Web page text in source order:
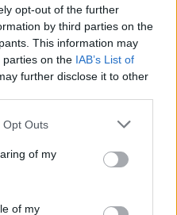
opt-out of the further
by third parties on the
This information may
parties on the IAB’s List of
further disclose it to other
uses one or more Google
behaviour. You may click to
and its third-party tags to
purposes in below Google
Opt Outs
of my
of my
ο φόρος «pied-à-
ζητούν πάγωμα
ΓΙΏΡΓΟΣ ΓΕΩΡΓΑΚΌΠΟΥΛΟΣ